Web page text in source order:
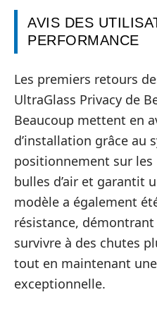
AVIS DES
PERFORMANCE
Les premiers retours
UltraGlass Privacy de
Beaucoup mettent en
d’installation grâce au
positionnement sur les
bulles d’air et garantit
modèle a également
résistance, démontrant
survivre à des chutes
tout en maintenant
exceptionnelle.